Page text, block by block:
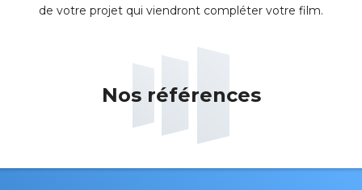
de votre projet qui viendront compléter votre film.
Nos références